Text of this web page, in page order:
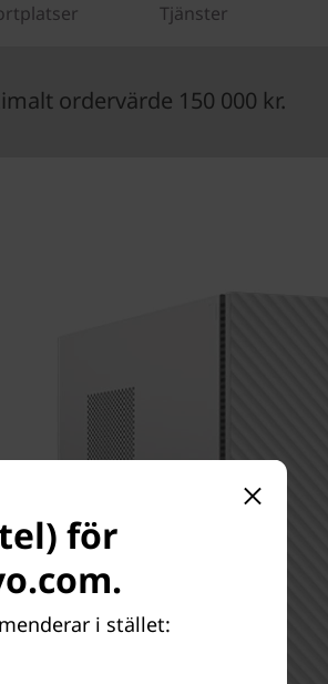
Tjänster
ordervärde 150 000 kr.
för
i stället: